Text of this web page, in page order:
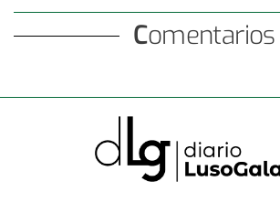
Comentarios